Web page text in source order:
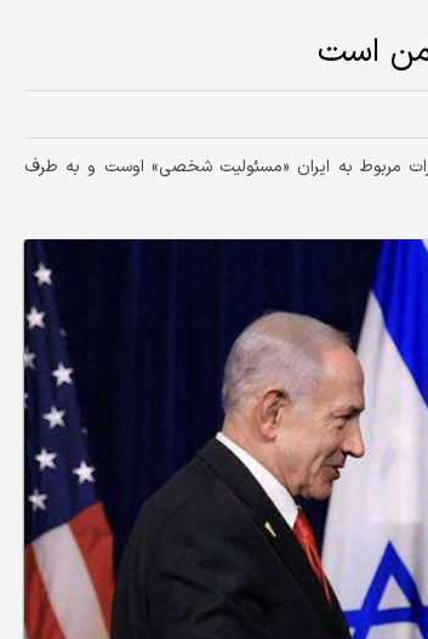
من است
مربوط به ایران «مسئولیت شخصی» اوست و به طرف